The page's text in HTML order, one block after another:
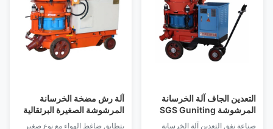
التعدين الجاف آلة الخرسانة
المرشوشة SGS Guniting
آلة مع ضاغط
صناعة نفق التعدين آلة الخرسانة
آلة رش مضخة الخرسانة
المرشوشة الصغيرة البرتقالية
يتطابق ضاغط الهواء مع نوع صغير